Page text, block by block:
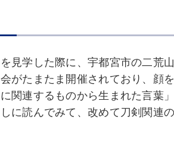
見学した際に、宇都宮市の二荒
がたまたま開催されており、顔
関連するものから生まれた言葉
に読んでみて、改めて刀剣関連